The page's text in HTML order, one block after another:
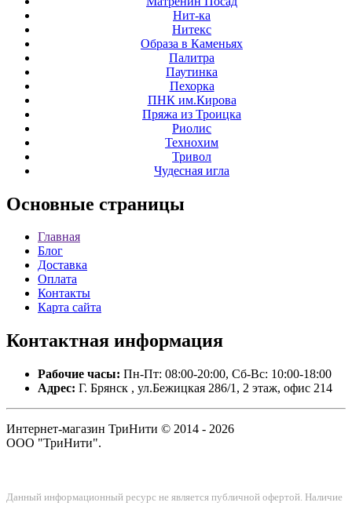
Нит-ка
Нитекс
Образа в Каменьях
Палитра
Паутинка
Пехорка
ПНК им.Кирова
Пряжа из Троицка
Риолис
Технохим
Тривол
Чудесная игла
Основные страницы
Главная
Блог
Доставка
Оплата
Контакты
Карта сайта
Контактная информация
Рабочие часы: Пн-Пт: 08:00-20:00, Сб-Вс: 10:00-18:00
Адрес: Г. Брянск , ул.Бежицкая 286/1, 2 этаж, офис 214
Интернет-магазин ТриНити © 2014 - 2026
ООО "ТриНити".
Данный информационный ресурс не является публичной офертой. Наличие